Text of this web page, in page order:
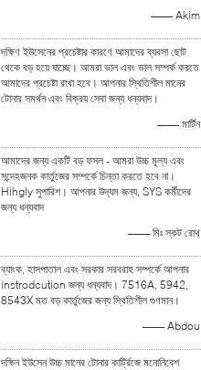
—— Akim
দক্ষিণ ইউসেনের প্রচেষ্টার কারণে আমাদের ব্যবসা ছোট
থেকে বড় হয়ে যাচ্ছে। আমরা ভাল এবং ভাল সম্পর্ক করতে
আমাদের প্রচেষ্টা রাখা হবে। আপনার স্থিতিশীল মানের
টোনার সমর্থন এবং বিক্রয় সেবা জন্য ধন্যবাদ।
—— মার্টিন
আমাদের জন্য একটি বড় ফসল - আমরা উচ্চ মূল্য এবং
সন্দেহজনক কার্তুজের সম্পর্কে চিন্তা করতে হবে না।
Hihgly সুপারিশ। আপনার উদ্যম জন্য, SYS কর্মীদের
জন্য ধন্যবাদ
—— মিঃ স্কট রোথ
ব্যাংক, হাসপাতাল এবং সরকার সরবরাহ সম্পর্কে আপনার
instrodcution জন্য ধন্যবাদ। 7516A, 5942,
8543X মত বড় কার্তুজের জন্য স্থিতিশীল গুণমান।
—— Abdou
দক্ষিন ইউসেন উচ্চ মানের টোনার কার্ট্রিজে মনোনিবেশ